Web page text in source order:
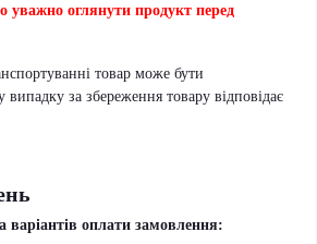
оглянути продукт перед
товар може бути
за збереження товару відповідає
оплати замовлення: